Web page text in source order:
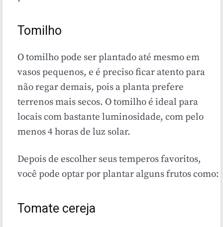
Tomilho
O tomilho pode ser plantado até mesmo em
vasos pequenos, e é preciso ficar atento para
não regar demais, pois a planta prefere
terrenos mais secos. O tomilho é ideal para
locais com bastante luminosidade, com pelo
menos 4 horas de luz solar.
Depois de escolher seus temperos favoritos,
você pode optar por plantar alguns frutos como:
Tomate cereja